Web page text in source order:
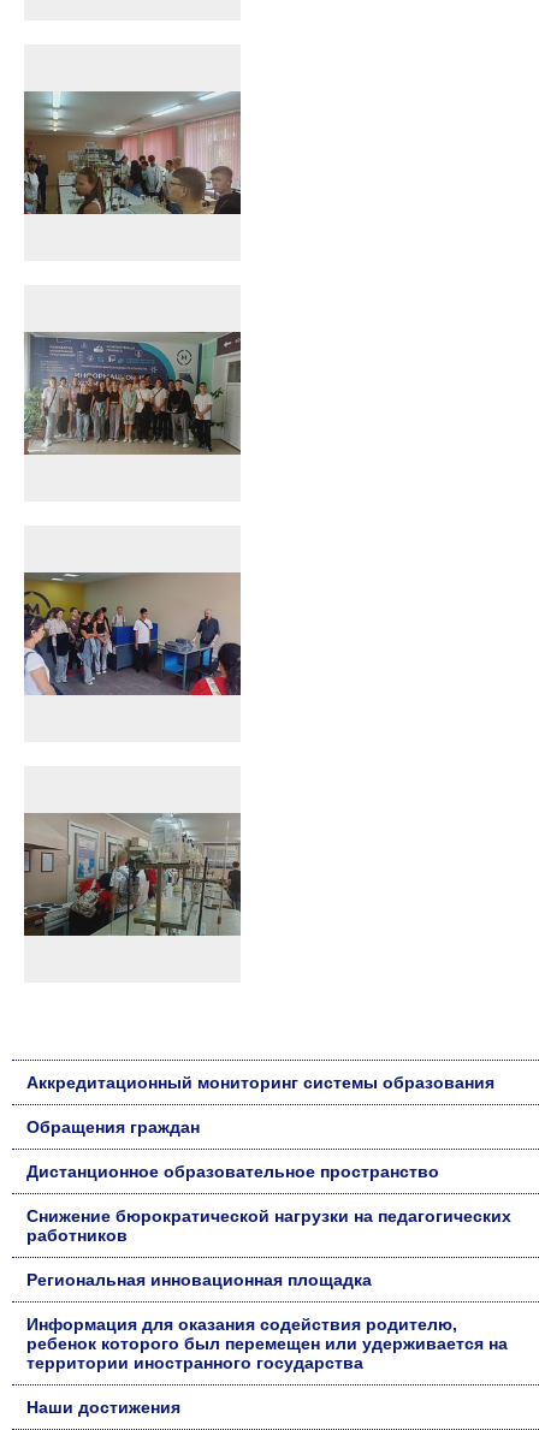
Аккредитационный мониторинг системы образования
Обращения граждан
Дистанционное образовательное пространство
Снижение бюрократической нагрузки на педагогических
работников
Региональная инновационная площадка
Информация для оказания содействия родителю,
ребенок которого был перемещен или удерживается на
территории иностранного государства
Наши достижения